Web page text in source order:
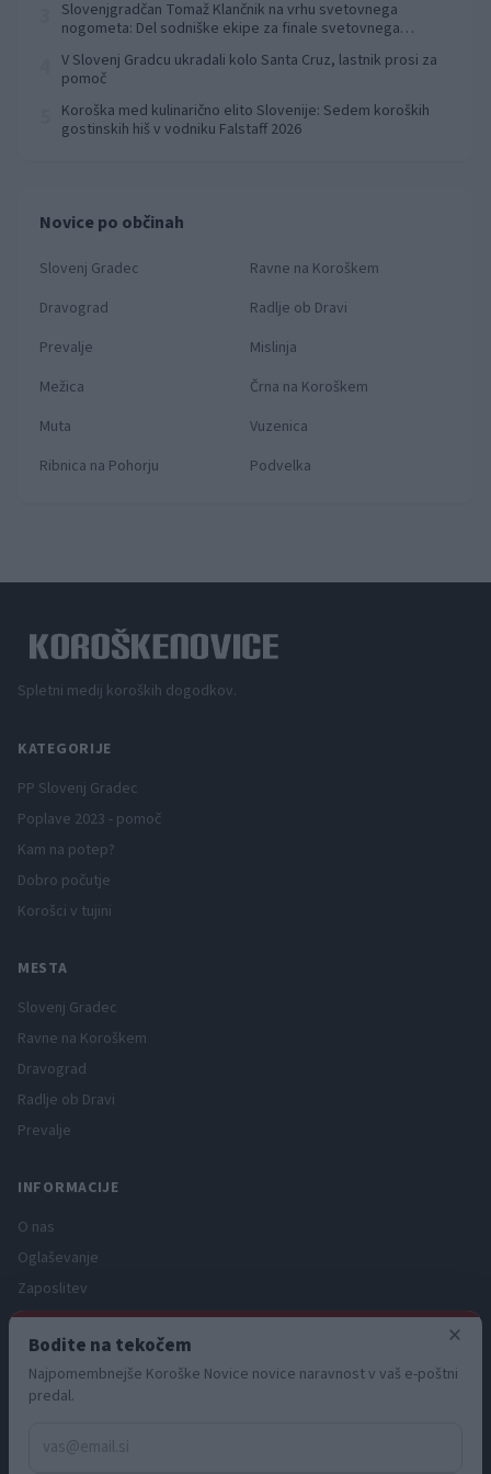
Slovenjgradčan Tomaž Klančnik na vrhu svetovnega
nogometa: Del sodniške ekipe za finale svetovnega
V Slovenj Gradcu ukradali kolo Santa Cruz, lastnik prosi za
pomoč
Koroška med kulinarično elito Slovenije: Sedem koroških
gostinskih hiš v vodniku Falstaff 2026
Novice po občinah
Slovenj Gradec
Ravne na Koroškem
Dravograd
Radlje ob Dravi
Prevalje
Mislinja
Mežica
Črna na Koroškem
Muta
Vuzenica
Ribnica na Pohorju
Podvelka
Spletni medij koroških dogodkov.
KATEGORIJE
PP Slovenj Gradec
Poplave 2023 - pomoč
Kam na potep?
Dobro počutje
Korošci v tujini
MESTA
Slovenj Gradec
Ravne na Koroškem
Dravograd
Radlje ob Dravi
Prevalje
INFORMACIJE
O nas
Oglaševanje
Zaposlitev
Pravno obvestilo
Zasebnost in piškotki
Storitve
Pogoji uporabe
×
Bodite na tekočem
Najpomembnejše Koroške Novice novice naravnost v vaš e-poštni
predal.